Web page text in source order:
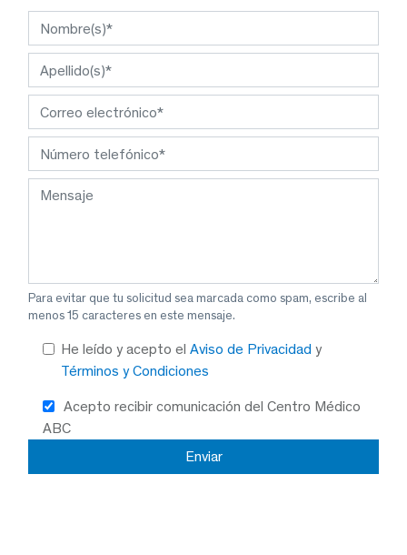
Para evitar que tu solicitud sea marcada como spam, escribe al
menos 15 caracteres en este mensaje.
He leído y acepto el Aviso de Privacidad y
Términos y Condiciones
Acepto recibir comunicación del Centro Médico
ABC